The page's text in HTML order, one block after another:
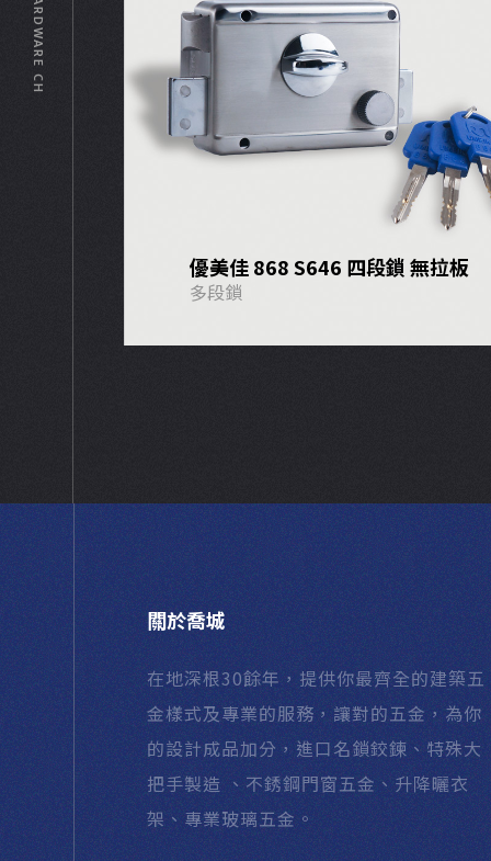
優美佳 868 S646 四段鎖 無拉板
多段鎖
關於喬城
在地深根30餘年，提供你最齊全的建築五
金樣式及專業的服務，讓對的五金，為你
的設計成品加分，進口名鎖鉸鍊、特殊大
把手製造 、不銹鋼門窗五金、升降曬衣
架、專業玻璃五金。